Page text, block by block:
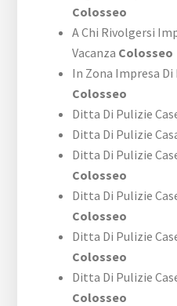
Colosseo
A Chi Rivolgersi
Vacanza Colosseo
In Zona Impresa Di
Colosseo
Ditta Di Pulizie
Ditta Di Pulizie
Ditta Di Pulizie
Colosseo
Ditta Di Pulizie
Colosseo
Ditta Di Pulizie
Colosseo
Ditta Di Pulizie
Colosseo